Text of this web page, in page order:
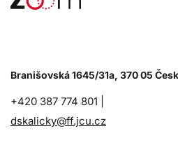
Branišovská 1645/31a, 370 05
+420 387 774 801 |
dskalicky@ff.jcu.cz